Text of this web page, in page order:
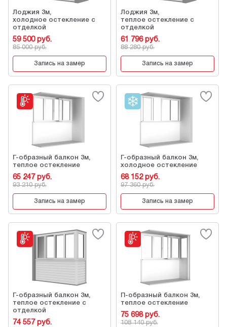
Лоджия 3м,
холодное остекление с
отделкой
59 500 руб.
85 000 руб.
Запись на замер
Лоджия 3м,
теплое остекление с
отделкой
61 796 руб.
88 280 руб.
Запись на замер
Г-образный балкон 3м,
теплое остекление
65 247 руб.
93 210 руб.
Запись на замер
Г-образный балкон 3м,
холодное остекление
68 152 руб.
97 360 руб.
Запись на замер
Г-образный балкон 3м,
теплое остекление с
отделкой
74 557 руб.
П-образный балкон 3м,
теплое остекление
75 698 руб.
108 140 руб.